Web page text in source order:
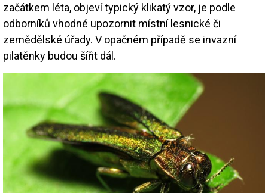
začátkem léta, objeví typický klikatý vzor, je podle
odborníků vhodné upozornit místní lesnické či
zemědělské úřady. V opačném případě se invazní
pilatěnky budou šířit dál.